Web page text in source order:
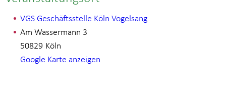
VGS Geschäftsstelle Köln Vogelsang
Am Wassermann 3
Köln
50829
Google Karte anzeigen